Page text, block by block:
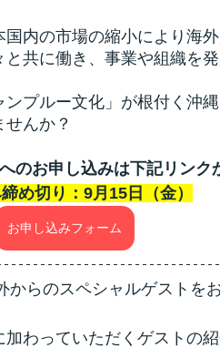
内の市場の縮小により海
共に働き、事業や組織を
プルー文化」が根付く沖
んか？
のお申し込みは下記リンク
め切り：9月15日（金）
お申し込みフォーム
らのスペシャルゲストを
わっていただくゲストの紹